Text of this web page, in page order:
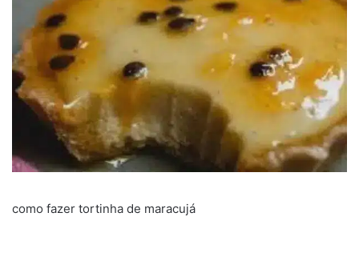
como fazer tortinha de maracujá